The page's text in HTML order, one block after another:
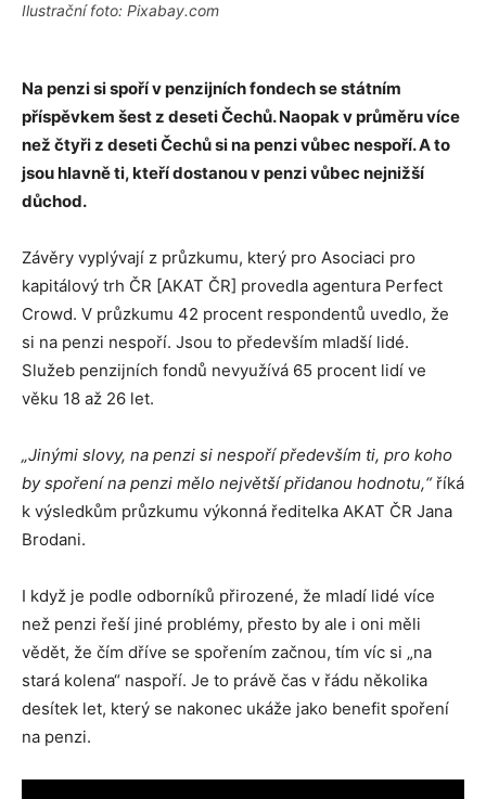
Ilustrační foto: Pixabay.com
Na penzi si spoří v penzijních fondech se státním
příspěvkem šest z deseti Čechů. Naopak v průměru více
než čtyři z deseti Čechů si na penzi vůbec nespoří. A to
jsou hlavně ti, kteří dostanou v penzi vůbec nejnižší
důchod.
Závěry vyplývají z průzkumu, který pro Asociaci pro
kapitálový trh ČR [AKAT ČR] provedla agentura Perfect
Crowd. V průzkumu 42 procent respondentů uvedlo, že
si na penzi nespoří. Jsou to především mladší lidé.
Služeb penzijních fondů nevyužívá 65 procent lidí ve
věku 18 až 26 let.
„Jinými slovy, na penzi si nespoří především ti, pro koho
by spoření na penzi mělo největší přidanou hodnotu,“říká
k výsledkům průzkumu výkonná ředitelka AKAT ČR Jana
Brodani.
I když je podle odborníků přirozené, že mladí lidé více
než penzi řeší jiné problémy, přesto by ale i oni měli
vědět, že čím dříve se spořením začnou, tím víc si „na
stará kolena“ naspoří. Je to právě čas v řádu několika
desítek let, který se nakonec ukáže jako benefit spoření
na penzi.